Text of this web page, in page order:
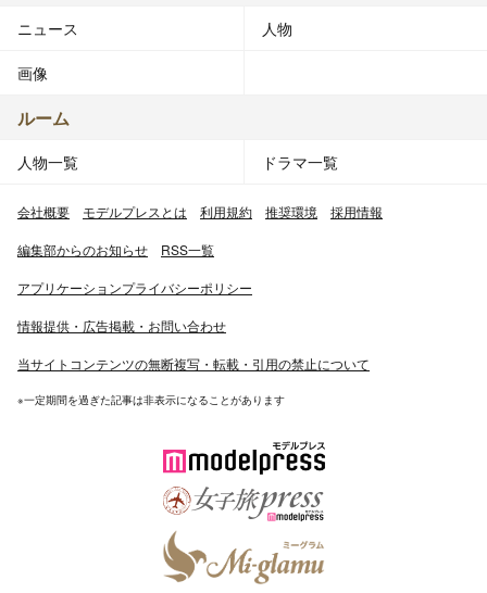
ニュース 人物
画像
ルーム
人物一覧 ドラマ一覧
会社概要 モデルプレスとは 利用規約 推奨環境 採用情報
編集部からのお知らせ RSS一覧
アプリケーションプライバシーポリシー
情報提供・広告掲載・お問い合わせ
当サイトコンテンツの無断複写・転載・引用の禁止について
※一定期間を過ぎた記事は非表示になることがあります